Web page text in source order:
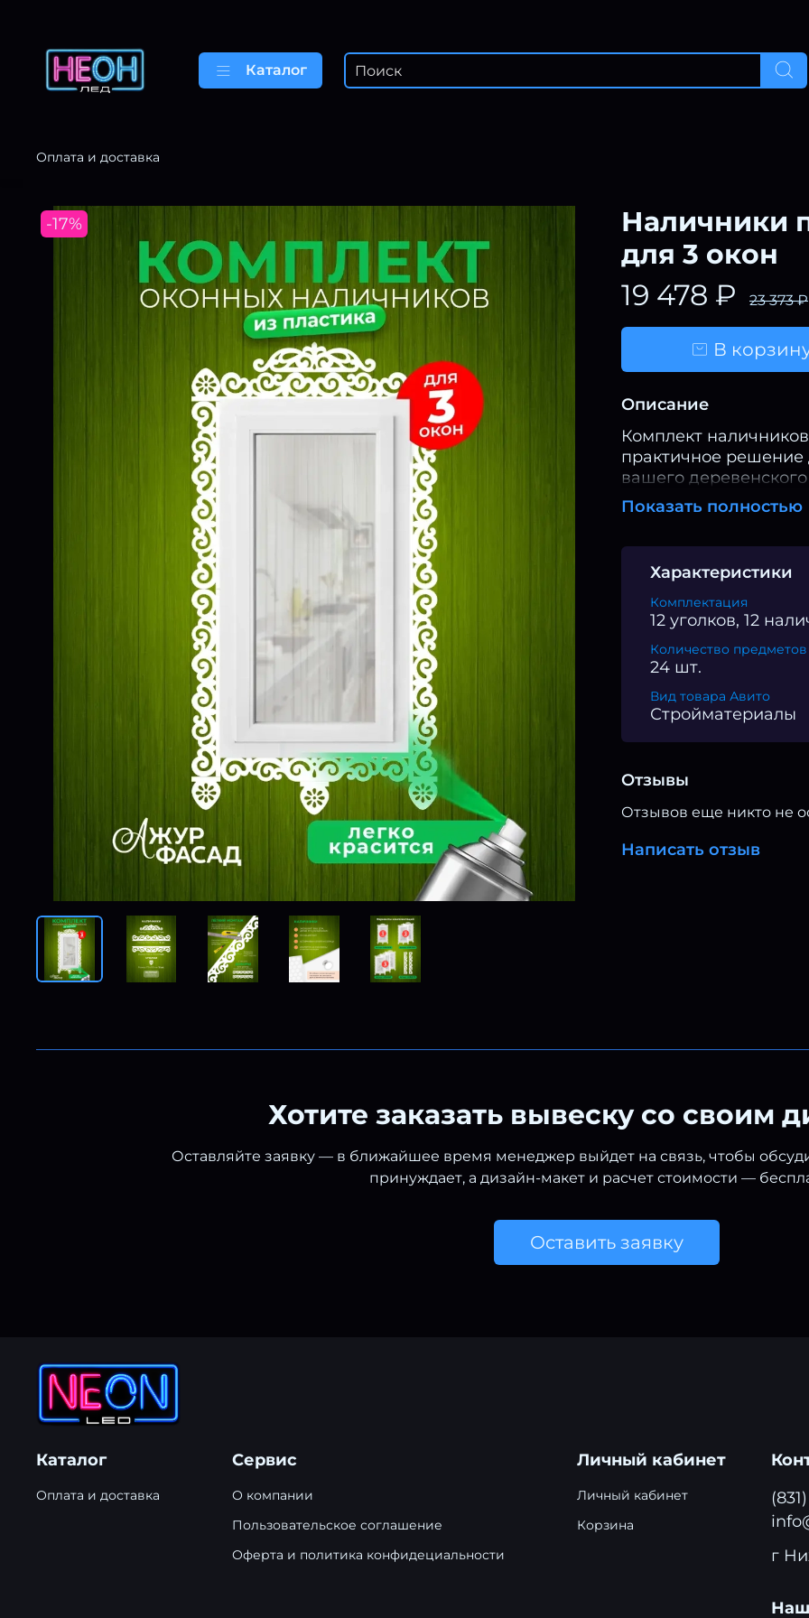
Каталог
Оплата и доставка
-17%
Наличники
для 3 окон
19 478 ₽ 23 373 ₽
В
Описание
Комплект
практичное
вашего
оформления для 3
пластика 5 мм,
универсальной
различных
фризов для
Пластиковые
аэрозольной краски
Простой монтаж с
вид наличников
загородного дома,
современными
Показать полностью
Характеристики
Комплектация
12 уголков, 12
Количество предметов
24 шт.
Вид товара Авито
Стройматериалы
Отзывы
Отзывов еще никто не
Написать отзыв
Хотите заказать вывеску со своим
Оставляйте заявку — в ближайшее время менеджер выйдет на связь, чтобы
принуждает, а дизайн-макет и расчет стоимости —
Оставить заявку
Каталог
Оплата и доставка
Сервис
О компании
Пользовательское соглашение
Оферта и политика конфидециальности
Личный кабинет
Личный кабинет
Корзина
г
Наш